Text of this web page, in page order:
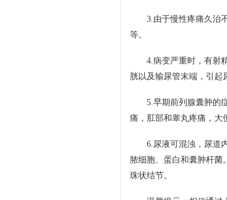
3.由于慢性疼痛久治
等。
4.病变严重时，有射
胱以及输尿管末端，引起
5.早期前列腺囊肿的
痛，肛部和睾丸疼痛，大
6.尿液可混浊，尿道
脓细胞、蛋白和囊肿杆菌
珠状结节。